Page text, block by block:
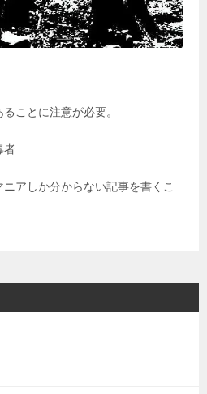
ことに注意が必要。
者
アしか分からない記事を書くこ